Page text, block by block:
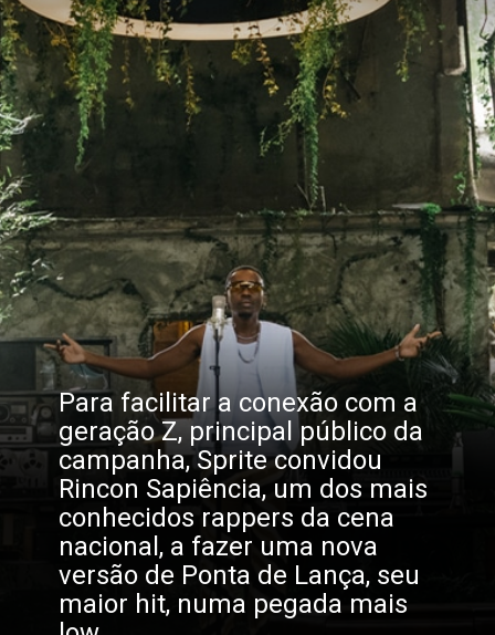
Para facilitar a conexão com a
geração Z, principal público da
campanha, Sprite convidou
Rincon Sapiência, um dos mais
conhecidos rappers da cena
nacional, a fazer uma nova
versão de Ponta de Lança, seu
maior hit, numa pegada mais